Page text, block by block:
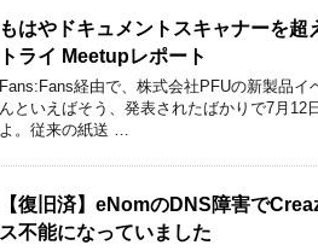
もはやドキュメントスキャナーを
トライ Meetupレポート
Fans:Fans経由で、株式会社PFUの新製品
んといえばそう、発表されたばかりで7月
よ。従来の紙送 …
【復旧済】eNomのDNS障害で
ス不能になっていました